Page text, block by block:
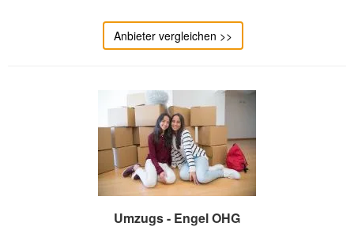
Anbieter vergleichen >>
Umzugs - Engel OHG